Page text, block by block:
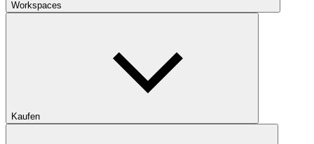
Workspaces
Kaufen